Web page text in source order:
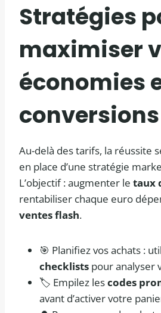
Stratégies
maximiser
économies
conversions
Au-delà des tarifs, la réussite
en place d’une stratégie
L’objectif : augmenter le taux
rentabiliser chaque euro
ventes flash.
🎯 Planifiez vos achats :
checklists pour analyser
🏷️ Empilez lescodes
avant d’activer votre